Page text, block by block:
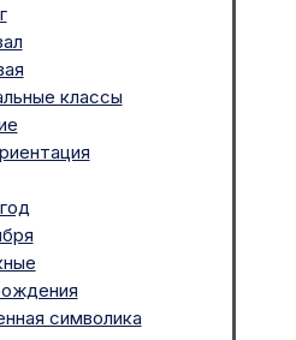
классы
символика